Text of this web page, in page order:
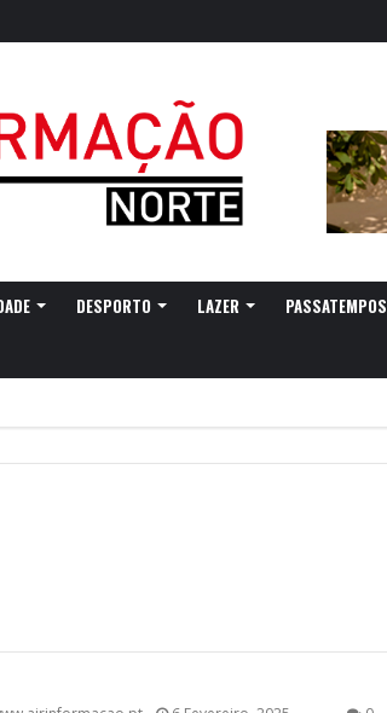
com experiências náuticas e observação de aves
DESPORTO LAZER PASSATEMPOS